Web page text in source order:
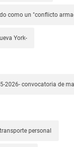
como un "conflicto
York-
2026- convocatoria de
personal